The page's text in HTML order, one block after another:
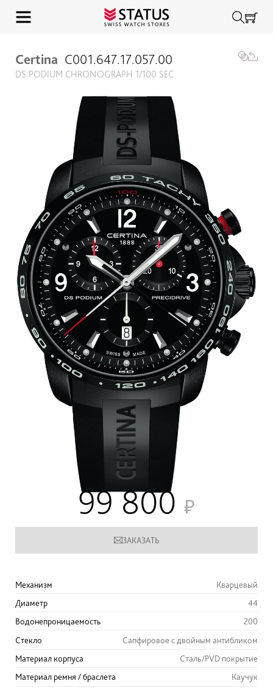
Certina C001.647.17.057.00
DS PODIUM CHRONOGRAPH 1/100 SEC
99 800
ЗАКАЗАТЬ
Механизм
Кварцевый
Диаметр
44
Водонепроницаемость
200
Стекло
Сапфировое с двойным антибликом
Материал корпуса
Сталь/PVD покрытие
Материал ремня / браслета
Каучук